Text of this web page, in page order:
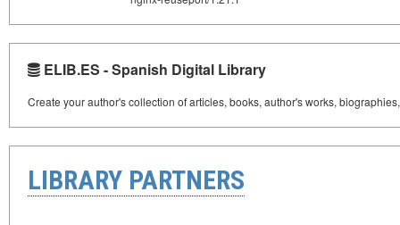
ELIB.ES - Spanish Digital Library
Create your author's collection of articles, books, author's works,
LIBRARY PARTNERS